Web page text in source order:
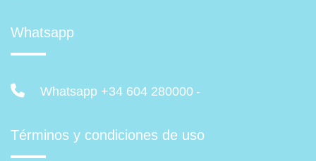
Whatsapp
Whatsapp +34 604 280000 -
Términos y condiciones de uso